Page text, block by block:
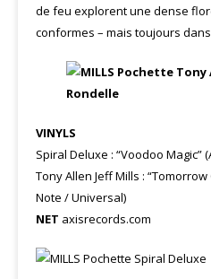
de feu explorent une dense
conformes – mais toujours
VINYLS
Spiral Deluxe : “Voodoo Magic”
Tony Allen Jeff Mills :
Note / Universal)
NET axisrecords.com